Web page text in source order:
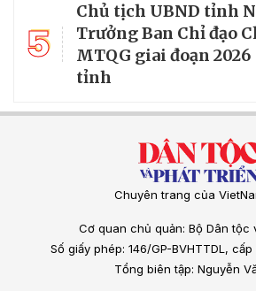
5
Chủ tịch UBND tỉnh
Trưởng Ban Chỉ đạo
MTQG giai đoạn 2026
tỉnh
Chuyên trang của
Cơ quan chủ quản: Bộ Dân tộc
Số giấy phép: 146/GP-BVHTTDL,
Tổng biên tập: Nguyễn